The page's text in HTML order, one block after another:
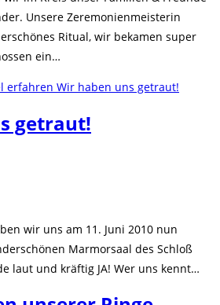
Unsere Zeremonienmeisterin
Ritual, wir bekamen super
ein…
getraut!
wir uns am 11. Juni 2010 nun
Marmorsaal des Schloß
laut und kräftig JA! Wer uns kennt…